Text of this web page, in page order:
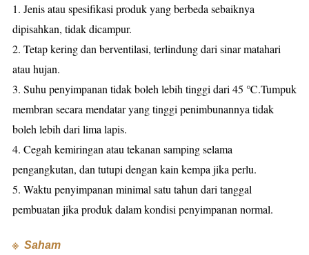
1. Jenis atau spesifikasi produk yang berbeda sebaiknya
dipisahkan, tidak dicampur.
2. Tetap kering dan berventilasi, terlindung dari sinar matahari
atau hujan.
3. Suhu penyimpanan tidak boleh lebih tinggi dari 45 ℃.Tumpuk
membran secara mendatar yang tinggi penimbunannya tidak
boleh lebih dari lima lapis.
4. Cegah kemiringan atau tekanan samping selama
pengangkutan, dan tutupi dengan kain kempa jika perlu.
5. Waktu penyimpanan minimal satu tahun dari tanggal
pembuatan jika produk dalam kondisi penyimpanan normal.
※ Saham